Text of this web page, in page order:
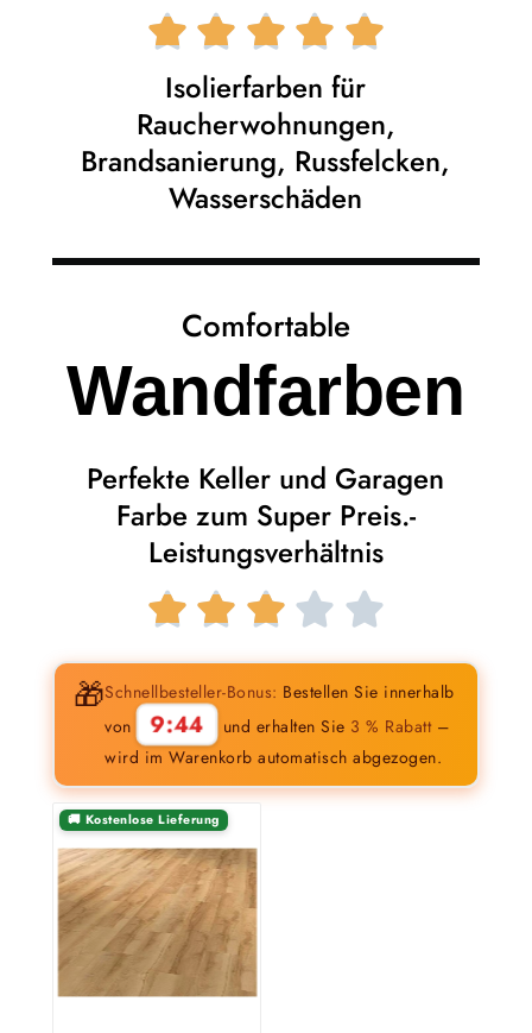
    
Isolierfarben für
Raucherwohnungen,
Brandsanierung, Russfelcken,
Wasserschäden
Comfortable
Wandfarben
Perfekte Keller und Garagen
Farbe zum Super Preis.-
Leistungsverhältnis
    
🎁Schnellbesteller-Bonus: Bestellen Sie innerhalb
von
9:43 und erhalten Sie 3 % Rabatt –
wird im Warenkorb automatisch abgezogen.
🚚 Kostenlose Lieferung